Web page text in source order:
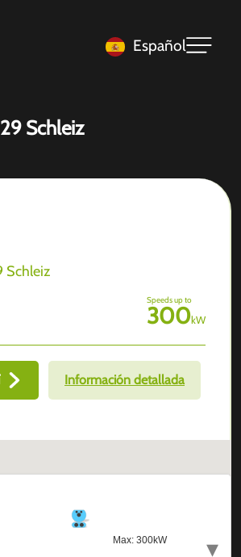
Español
Schleiz
Schleiz
Speeds up to
300kW
Información detallada